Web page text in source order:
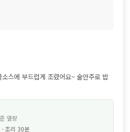
스에 부드럽게 조렸어요~ 술안주로 밥
열량
조리 30분